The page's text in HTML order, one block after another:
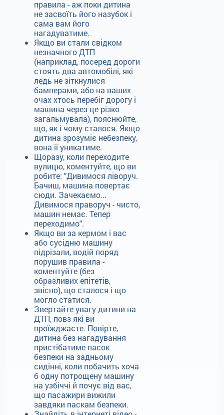
правила - аж поки дитина
не засвоїть його назубок і
сама вам його
нагадуватиме.
Якщо ви стали свідком
незначного ДТП
(наприклад, посеред дороги
стоять два автомобілі, які
ледь не зіткнулися
бамперами, або на ваших
очах хтось перебіг дорогу і
машина через це різко
загальмувала), пояснюйте,
що, як і чому сталося. Якщо
дитина зрозуміє небезпеку,
вона її уникатиме.
Щоразу, коли переходите
вулицю, коментуйте, що ви
робите: "Дивимося ліворуч.
Бачиш, машина повертає
сюди. Зачекаємо...
Дивимося праворуч - чисто,
машин немає. Тепер
переходимо".
Якщо ви за кермом і вас
або сусідню машину
підрізали, водій поряд
порушив правила -
коментуйте (без
образливих епітетів,
звісно), що сталося і що
могло статися.
Звертайте увагу дитини на
ДТП, повз які ви
проїжджаєте. Повірте,
дитина без нагадування
пристібатиме пасок
безпеки на задньому
сидінні, коли побачить хоча
б одну потрощену машину
на узбіччі й почує від вас,
що пасажири вижили
завдяки паскам безпеки.